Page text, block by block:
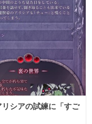
シアの試練に「すご